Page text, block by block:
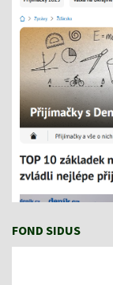
FOND SIDUS